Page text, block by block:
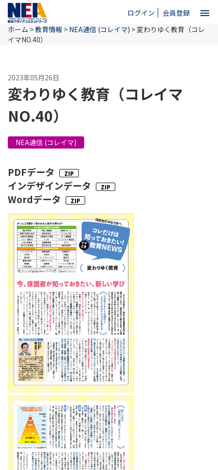
ログイン 会員登録 menu
ホーム
NEAとは
教育情報
お問い合わせ
ホーム >教育情報 > NEA通信 (コレイマ) >変わりゆく教育（コレ
イマNO.40）
2023年05月26日
変わりゆく教育（コレイマ
NO.40）
NEA通信 (コレイマ)
PDFデータ
インデザインデータ
Wordデータ